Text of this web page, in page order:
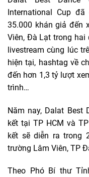
International Cup
35.000 khán giả đến
Viên, Đà Lạt trong hai
livestream cùng lúc
hiện tại, hashtag về
đến hơn 1,3 tỷ lượt
trình…
Năm nay, Dalat Best
kết tại TP HCM và
kết sẽ diễn ra trong
trường Lâm Viên, TP
Theo Phó Bí thư